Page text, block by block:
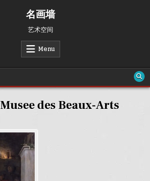
名画墙
艺术空间
Menu
Musee des Beaux-Arts